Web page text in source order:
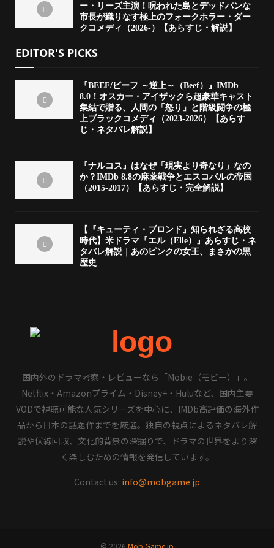
ー・リーズ主演！呪われた島とデッドパンな
市長が織りなす極上のフォークホラー・ダー
クコメディ（2026-）【あらすじ・解説】
EDITOR'S PICKS
『BEEF/ビーフ ～逆上～（Beef）』IMDb
8.0！オスカー・アイザックら超豪華キャスト
集結で贈る、人間の「怒り」と階級闘争の極
上ブラックコメディ（2023-2026）【あらす
じ・ネタバレ解説】
『ナルコス』はなぜ「現実より奇なり」なの
か？IMDb 8.8の麻薬戦争とエスコバルの帝国
（2015-2017）【あらすじ・完全解説】
【『キューティ・ブロンド』知られざる高校
時代】米ドラマ『エル（Elle）』あらすじ・ネ
タバレ解説｜あのピンクの女王、まさかの黒
歴史
国内外のドラマ考察・レビューなら「Mobie（モビー）」。
Netflix・Amazonプライム・Disney+・Huluなど、国内主要
VODで視聴可能な人気シリーズを中心に、IMDb高評価の海外作
品から日本の話題作までを厳選。独自の視点によるネタバレ解
説や伏線回収、文化的背景の深掘りで、ドラマの世界をより深
く楽しむための情報を発信しています。
Contact us: info@mobgame.jp